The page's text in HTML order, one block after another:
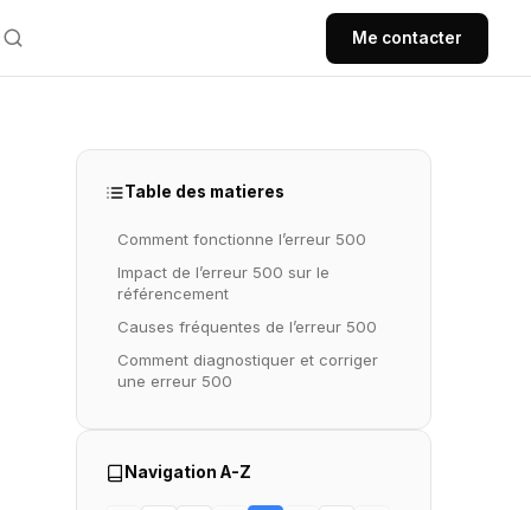
Me contacter
Table des matieres
Comment fonctionne l’erreur 500
Impact de l’erreur 500 sur le
référencement
Causes fréquentes de l’erreur 500
Comment diagnostiquer et corriger
une erreur 500
Navigation A-Z